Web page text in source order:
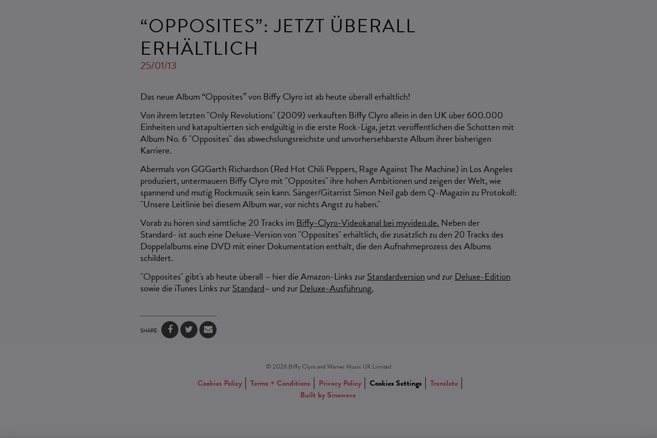
“OPPOSITES”: JETZT ÜBERALL
ERHÄLTLICH
25/01/13
Das neue Album “Opposites” von Biffy Clyro ist ab heute überall erhältlich!
Von ihrem letzten "Only Revolutions" (2009) verkauften Biffy Clyroallein in den UK über 600.000
Einheiten und katapultierten sich endgültig in die erste Rock-Liga, jetzt veröffentlichen die Schotten mit
Album No. 6"Opposites" das abwechslungsreichste und unvorhersehbarste Album ihrer bisherigen
Karriere.
Abermals von GGGarth Richardson (Red Hot Chili Peppers, Rage Against The Machine) in Los Angeles
produziert, untermauern Biffy Clyro mit "Opposites" ihre hohen Ambitionen und zeigen der Welt, wie
spannend und mutig Rockmusik sein kann. Sänger/Gitarrist Simon Neilgab dem Q-Magazin zu Protokoll:
"Unsere Leitlinie bei diesem Album war, vor nichts Angst zu haben."
Vorab zu hören sind sämtliche 20 Tracks imBiffy-Clyro-Videokanal bei myvideo.de. Neben der
Standard- ist auch eine Deluxe-Version von "Opposites" erhältlich, die zusätzlich zu den 20 Tracks des
Doppelalbums eine DVD mit einer Dokumentation enthält, die den Aufnahmeprozess des Albums
schildert.
"Opposites"gibt's ab heute überall – hier die Amazon-Links zurStandardversionund zurDeluxe-Edition
sowie die iTunes Links zurStandard– und zurDeluxe-Ausführung.
SHARE
© 2026 Biffy Clyro and Warner Music UK Limited
Cookies Policy Terms + Conditions Privacy Policy Cookies Settings
Translate
Built by Sinewave